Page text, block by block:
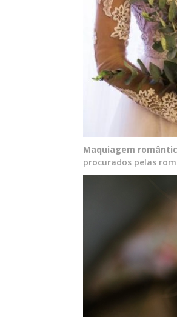
Maquiagem
procurados pelas